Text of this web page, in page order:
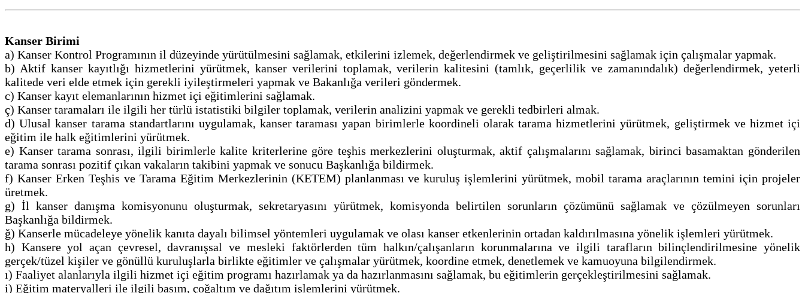
Kanser Birimi
a) Kanser Kontrol Programının il düzeyinde yürütülmesini sağlamak, etkilerini izlemek, değerlendirmek ve geliştirilmesini sağlamak için çalışmalar yapmak.
b) Aktif kanser kayıtlığı hizmetlerini yürütmek, kanser verilerini toplamak, verilerin kalitesini (tamlık, geçerlilik ve zamanındalık) değerlendirmek, yeterli
kalitede veri elde etmek için gerekli iyileştirmeleri yapmak ve Bakanlığa verileri göndermek.
c) Kanser kayıt elemanlarının hizmet içi eğitimlerini sağlamak.
ç) Kanser taramaları ile ilgili her türlü istatistiki bilgiler toplamak, verilerin analizini yapmak ve gerekli tedbirleri almak.
d) Ulusal kanser tarama standartlarını uygulamak, kanser taraması yapan birimlerle koordineli olarak tarama hizmetlerini yürütmek, geliştirmek ve hizmet içi
eğitim ile halk eğitimlerini yürütmek.
e) Kanser tarama sonrası, ilgili birimlerle kalite kriterlerine göre teşhis merkezlerini oluşturmak, aktif çalışmalarını sağlamak, birinci basamaktan gönderilen
tarama sonrası pozitif çıkan vakaların takibini yapmak ve sonucu Başkanlığa bildirmek.
f) Kanser Erken Teşhis ve Tarama Eğitim Merkezlerinin (KETEM) planlanması ve kuruluş işlemlerini yürütmek, mobil tarama araçlarının temini için projeler
üretmek.
g) İl kanser danışma komisyonunu oluşturmak, sekretaryasını yürütmek, komisyonda belirtilen sorunların çözümünü sağlamak ve çözülmeyen sorunları
Başkanlığa bildirmek.
ğ) Kanserle mücadeleye yönelik kanıta dayalı bilimsel yöntemleri uygulamak ve olası kanser etkenlerinin ortadan kaldırılmasına yönelik işlemleri yürütmek.
h) Kansere yol açan çevresel, davranışsal ve mesleki faktörlerden tüm halkın/çalışanların korunmalarına ve ilgili tarafların bilinçlendirilmesine yönelik
gerçek/tüzel kişiler ve gönüllü kuruluşlarla birlikte eğitimler ve çalışmalar yürütmek, koordine etmek, denetlemek ve kamuoyuna bilgilendirmek.
ı) Faaliyet alanlarıyla ilgili hizmet içi eğitim programı hazırlamak ya da hazırlanmasını sağlamak, bu eğitimlerin gerçekleştirilmesini sağlamak.
i) Eğitim materyalleri ile ilgili basım, çoğaltım ve dağıtım işlemlerini yürütmek.